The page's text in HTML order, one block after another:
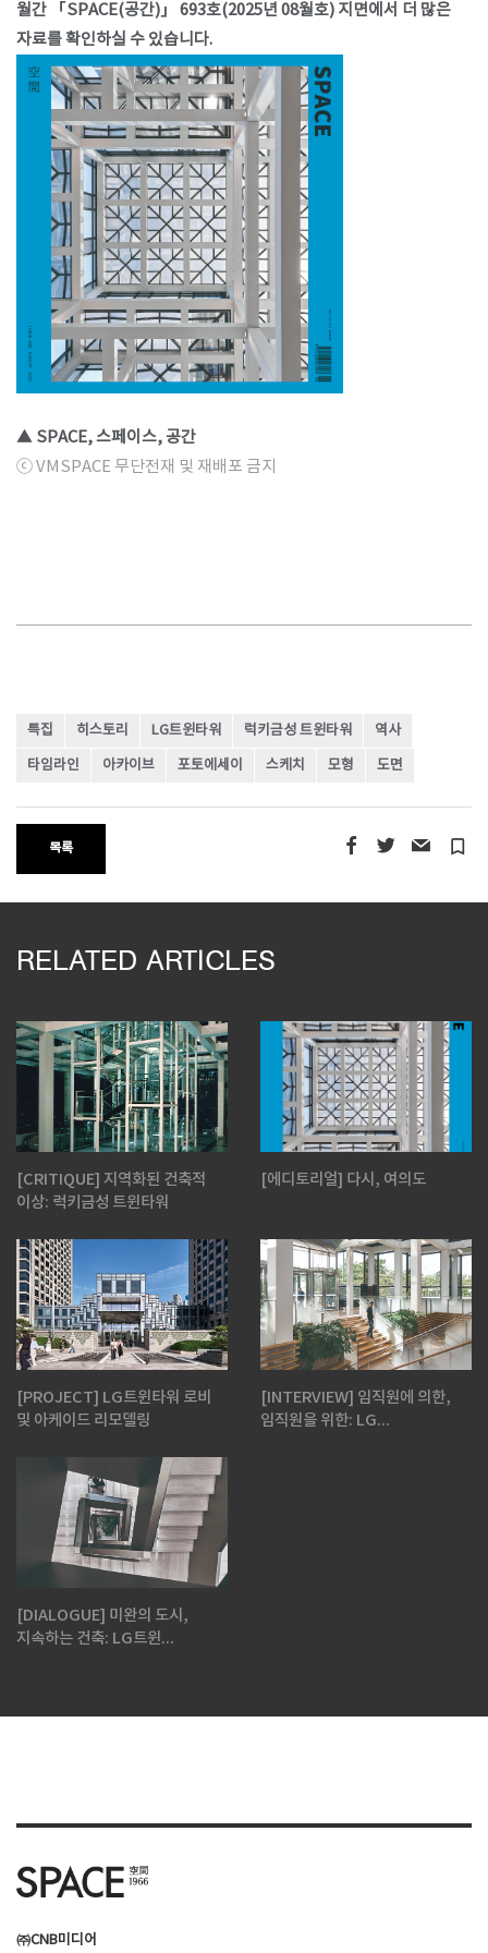
월간 「SPACE(공간)」 693호(2025년 08월호) 지면에서 더 많은
자료를 확인하실 수 있습니다.
▲ SPACE, 스페이스, 공간
ⓒ VMSPACE 무단전재 및 재배포 금지
특집 히스토리 LG트윈타워 럭키금성 트윈타워 역사
타임라인 아카이브 포토에세이 스케치 모형 도면
목록 turned_in_not
RELATED ARTICLES
[CRITIQUE] 지역화된 건축적
이상: 럭키금성 트윈타워
[에디토리얼] 다시, 여의도
[PROJECT] LG트윈타워 로비
및 아케이드 리모델링
[INTERVIEW] 임직원에 의한,
임직원을 위한: LG...
[DIALOGUE] 미완의 도시,
지속하는 건축: LG트윈...
㈜CNB미디어